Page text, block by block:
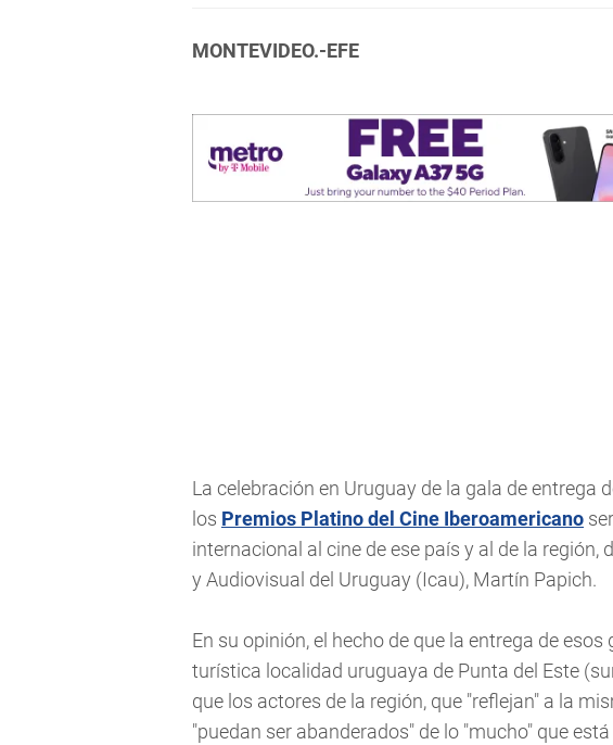
MONTEVIDEO.-EFE
La celebración en Uruguay de la gala de entrega
los Premios Platino del Cine Iberoamericano
internacional al cine de ese país y al de la región,
y Audiovisual del Uruguay (Icau), Martín Papich.
En su opinión, el hecho de que la entrega de
turística localidad uruguaya de Punta del Este
que los actores de la región, que "reflejan" a la
"puedan ser abanderados" de lo "mucho" que